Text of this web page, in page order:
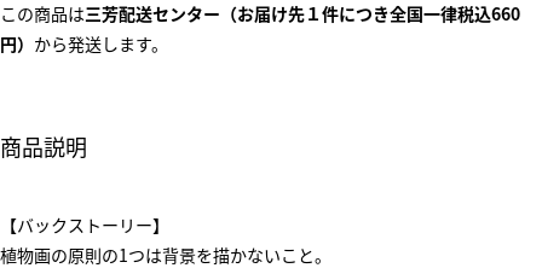
この商品は三芳配送センター（お届け先１件につき全国一律税込660
円） から発送します。
商品説明
【バックストーリー】
植物画の原則の1つは背景を描かないこと。